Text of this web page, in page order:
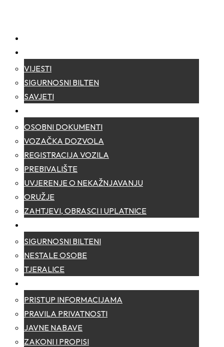
VIJESTI
SIGURNOSNI BILTEN
SAVJETI
OSOBNI DOKUMENTI
VOZAČKA DOZVOLA
REGISTRACIJA VOZILA
PREBIVALIŠTE
UVJERENJE O NEKAŽNJAVANJU
ORUŽJE
ZAHTJEVI, OBRASCI I UPLATNICE
SIGURNOSNI BILTENI
NESTALE OSOBE
TJERALICE
PRISTUP INFORMACIJAMA
PRAVILA PRIVATNOSTI
JAVNE NABAVE
ZAKONI I PROPISI